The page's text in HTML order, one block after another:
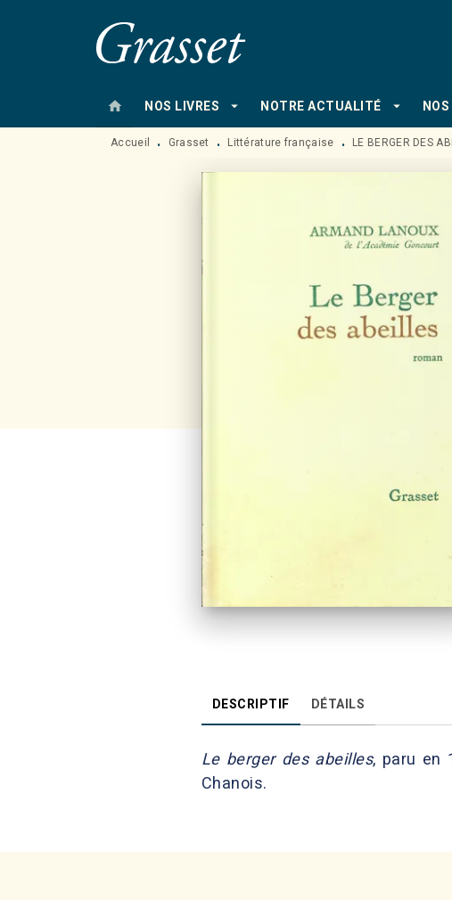
MENU RECHERCHE
home NOS LIVRES arrow_drop_down NOTRE ACTUALITÉ arrow_drop_down
Accueil • Grasset • Littérature française • LE BERGER DES
DESCRIPTIF DÉTAILS
Le berger des abeilles, paru en
Chanois.